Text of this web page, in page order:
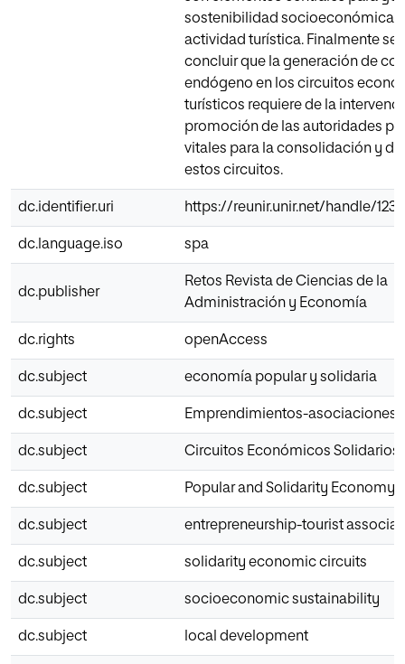
sostenibilidad socioeconómica
actividad turística. Finalmente se
concluir que la generación de
endógeno en los circuitos
turísticos requiere de la
promoción de las autoridades
vitales para la consolidación y
estos circuitos.
dc.identifier.uri https://reunir.unir.net/handle/
dc.language.iso spa
dc.publisher
Retos Revista de Ciencias de la
Administración y Economía
dc.rights openAccess
dc.subject economía popular y solidaria
dc.subject Emprendimientos-asociaciones
dc.subject Circuitos Económicos Solidarios
dc.subject Popular and Solidarity Economy
dc.subject entrepreneurship-tourist
dc.subject solidarity economic circuits
dc.subject socioeconomic sustainability
dc.subject local development